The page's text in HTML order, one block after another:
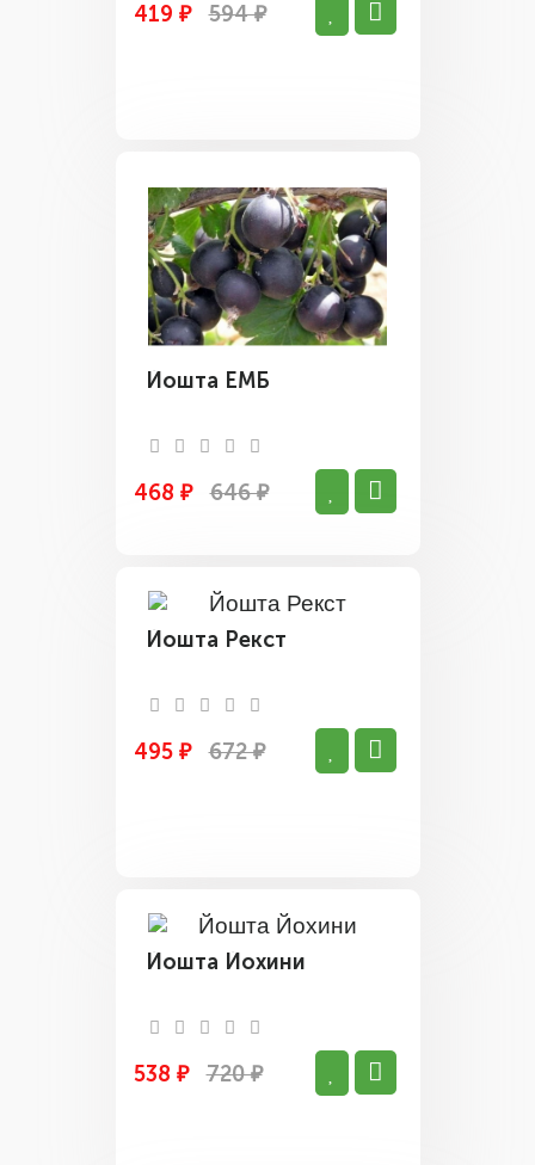
419 ₽ 594 ₽
Йошта ЕМБ
468 ₽ 646 ₽
Йошта Рекст
495 ₽ 672 ₽
Йошта Йохини
538 ₽ 720 ₽